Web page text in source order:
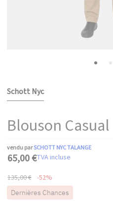
Schott Nyc
Blouson Casual
vendu parSCHOTT NYC TALANGE
65,00 €TVA incluse
135,00 € -52%
Dernières Chances